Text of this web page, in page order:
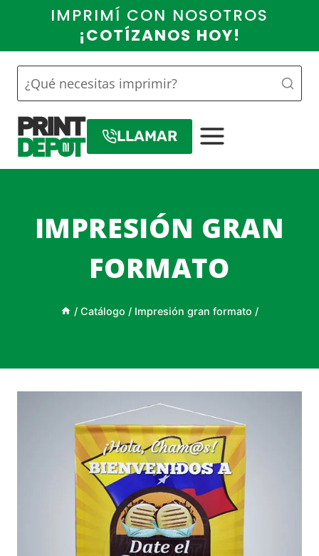
contenido
IMPRIMÍ CON NOSOTROS
¡COTÍZANOS HOY!
LLAMAR
IMPRESIÓN GRAN
FORMATO
/ Catálogo / Impresión gran formato /